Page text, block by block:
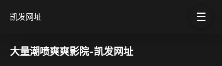
凯发网址 ☰
大量潮喷爽爽影院-凯发网址